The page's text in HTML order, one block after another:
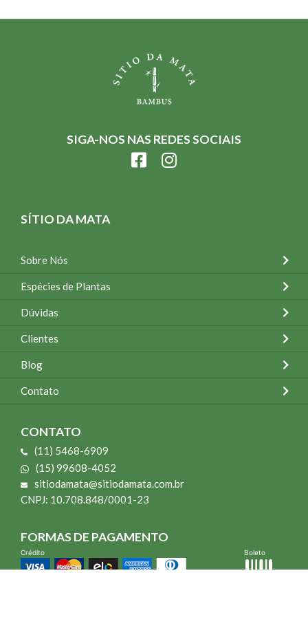
SIGA-NOS NAS REDES SOCIAIS
SÍTIO DA MATA
Sobre Nós
Espécies de Plantas
Dúvidas
Clientes
Blog
Contato
CONTATO
(11) 5468-6909
(15) 99608-4052
sitiodamata@sitiodamata.com.br
CNPJ: 10.708.848/0001-23
FORMAS DE PAGAMENTO
Crédito Boleto